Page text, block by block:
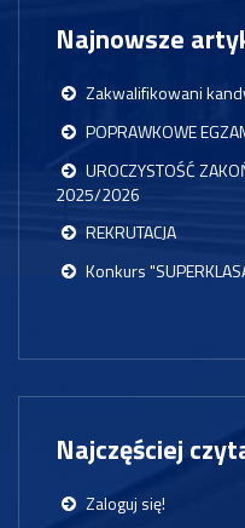
Najnowsze
Zakwalifikowani
POPRAWKOWE
UROCZYSTOŚĆ
2025/2026
REKRUTACJA
Konkurs
Najczęściej
Zaloguj się!